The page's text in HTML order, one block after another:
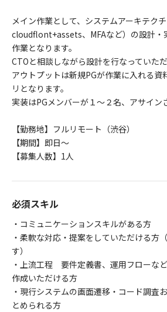
メイン作業として、システムアーキテクチ
cloudflont+assets、MFAなど）の設計・
作業となります。
CTOと相談しながら設計を行なっていた
アウトプットは新規PGが作業に入れる
リとなります。
実装はPGメンバーが１～２名、アサイン
【勤務地】フルリモート（渋谷）
【期間】即日～
【募集人数】1人
必須スキル
・コミュニケーションスキルがある方
・柔軟な対応・提案をしていただける方
す）
・上流工程 要件定義書、運用フローな
作成いただける方
・現行システムの画面遷移・コード調査
とめられる方